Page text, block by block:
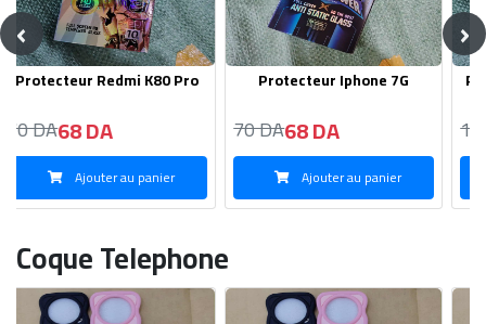
Protecteur En Verre iphone
70 DA68 DA
Ajouter au panier
Protecteur En Verre
50 DA45 DA
Ajouter au panier
‹ ›
Coque Telephone